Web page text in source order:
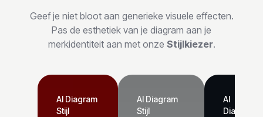
Geef je niet bloot aan generieke visuele effecten.
Pas de esthetiek van je diagram aan je
merkidentiteit aan met onze Stijlkiezer.
AI Diagram
Stijl
AI Diagram
Stijl
AI
Diagram